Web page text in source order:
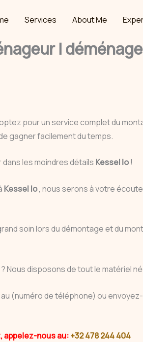
Services About Me
|
pour un service complet du
gagner facilement du temps.
les moindres détails Kessel lo!
Kessel lo, nous serons à votre
soin lors du démontage et du
Nous disposons de tout le matériel
(numéro de téléphone) ou
appelez-nous au:+32 478 244 404